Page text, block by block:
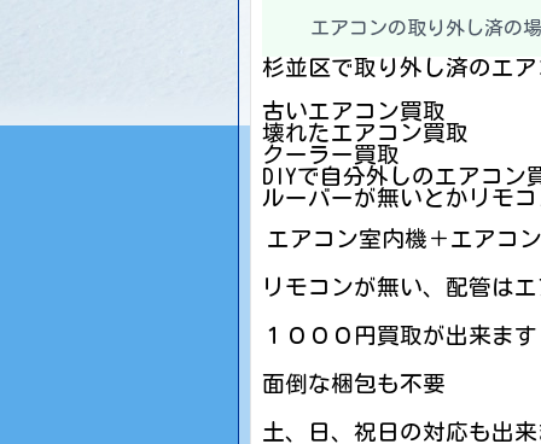
エアコンの取り外し済の
杉並区で取り外し済のエ
古いエアコン買取
壊れたエアコン買取
クーラー買取
DIYで自分外しのエアコン
ルーバーが無いとかリモ
エアコン室内機＋エアコ
リモコンが無い、配管は
１０００円買取が出来ます
面倒な梱包も不要
土、日、祝日の対応も出